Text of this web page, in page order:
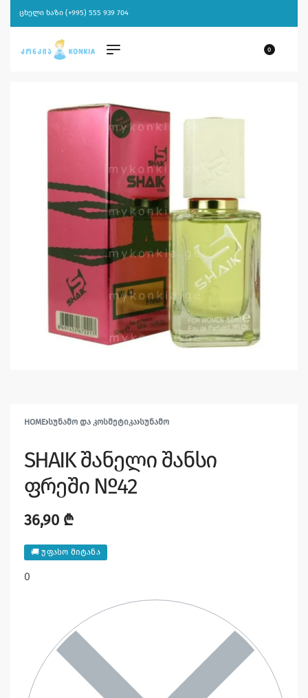
ცხელი ხაზი (+995) 555 939 704
0
HOME›ᲡᲣᲜᲐᲛᲝ ᲓᲐ ᲙᲝᲡᲛᲔᲢᲘᲙᲐ›ᲡᲣᲜᲐᲛᲝ
SHAIK შანელი შანსი
ფრეში №42
36,90 ₾
🚚 უფასო მიტანა
0